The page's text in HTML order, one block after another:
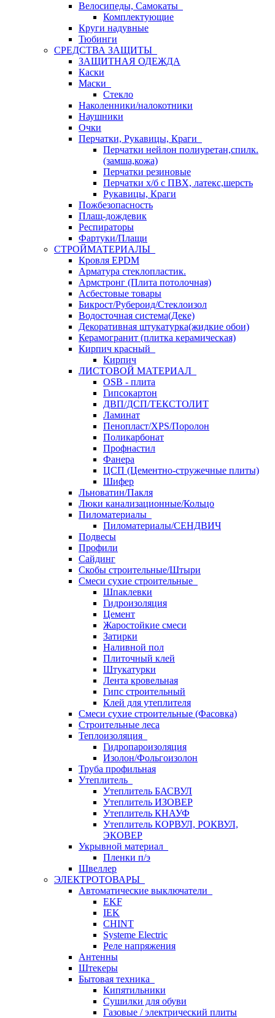
Велосипеды, Самокаты
Комплектующие
Круги надувные
Тюбинги
СРЕДСТВА ЗАЩИТЫ
ЗАЩИТНАЯ ОДЕЖДА
Каски
Маски
Стекло
Наколенники/налокотники
Наушники
Очки
Перчатки, Рукавицы, Краги
Перчатки нейлон полиуретан,спилк.
(замша,кожа)
Перчатки резиновые
Перчатки х/б с ПВХ, латекс,шерсть
Рукавицы, Краги
Пожбезопасность
Плащ-дождевик
Респираторы
Фартуки/Плащи
СТРОЙМАТЕРИАЛЫ
Кровля ЕРDM
Арматура стеклопластик.
Армстронг (Плита потолочная)
Асбестовые товары
Бикрост/Рубероид/Стеклоизол
Водосточная система(Деке)
Декоративная штукатурка(жидкие обои)
Керамогранит (плитка керамическая)
Кирпич красный
Кирпич
ЛИСТОВОЙ МАТЕРИАЛ
OSB - плита
Гипсокартон
ДВП/ДСП/ТЕКСТОЛИТ
Ламинат
Пенопласт/XPS/Поролон
Поликарбонат
Профнастил
Фанера
ЦСП (Цементно-стружечные плиты)
Шифер
Льноватин/Пакля
Люки канализационные/Кольцо
Пиломатериалы
Пиломатериалы/СЕНДВИЧ
Подвесы
Профили
Сайдинг
Скобы строительные/Штыри
Смеси сухие строительные
Шпаклевки
Гидроизоляция
Цемент
Жаростойкие смеси
Затирки
Наливной пол
Плиточный клей
Штукатурки
Лента кровельная
Гипс строительный
Клей для утеплителя
Смеси сухие строительные (Фасовка)
Строительные леса
Теплоизоляция
Гидропароизоляция
Изолон/Фольгоизолон
Труба профильная
Утеплитель
Утеплитель БАСВУЛ
Утеплитель ИЗОВЕР
Утеплитель КНАУФ
Утеплитель КОРВУЛ, РОКВУЛ,
ЭКОВЕР
Укрывной материал
Пленки п/э
Швеллер
ЭЛЕКТРОТОВАРЫ
Автоматические выключатели
EKF
IEK
CHINT
Systeme Electric
Реле напряжения
Антенны
Штекеры
Бытовая техника
Кипятильники
Сушилки для обуви
Газовые / электрический плиты